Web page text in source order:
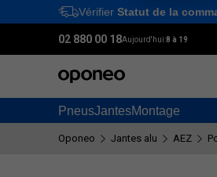
Vérifier Statut de la
02 880 00 18Aujourd'hui:8 à 19
PneusJantesMontage
Oponeo Jantes alu AEZ